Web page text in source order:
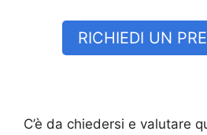
RICHIEDI UN
C’è da chiedersi e valutare